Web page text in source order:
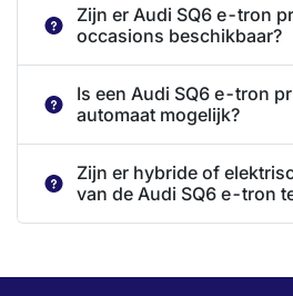
Zijn er Audi SQ6 e-tron
occasions beschikbaar?
Is een Audi SQ6 e-tron
automaat mogelijk?
Zijn er hybride of
van de Audi SQ6 e-tron